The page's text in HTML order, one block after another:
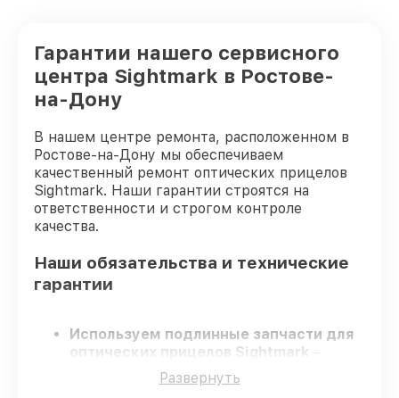
Гарантии нашего сервисного
центра Sightmark в Ростове-
на-Дону
В нашем центре ремонта, расположенном в
Ростове-на-Дону мы обеспечиваем
качественный ремонт оптических прицелов
Sightmark. Наши гарантии строятся на
ответственности и строгом контроле
качества.
Наши обязательства и технические
гарантии
Используем подлинные запчасти для
оптических прицелов Sightmark
только заводские запчасти для вашей
Развернуть